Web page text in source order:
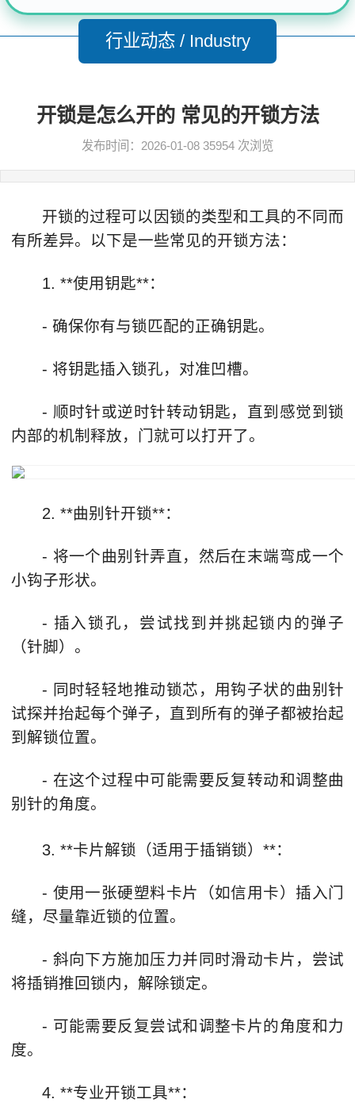
行业动态 / Industry
开锁是怎么开的 常见的开锁方法
发布时间：2026-01-08 35954 次浏览
开锁的过程可以因锁的类型和工具的不同而
有所差异。以下是一些常见的开锁方法：
1. **使用钥匙**：
- 确保你有与锁匹配的正确钥匙。
- 将钥匙插入锁孔，对准凹槽。
- 顺时针或逆时针转动钥匙，直到感觉到锁
内部的机制释放，门就可以打开了。
2. **曲别针开锁**：
- 将一个曲别针弄直，然后在末端弯成一个
小钩子形状。
- 插入锁孔，尝试找到并挑起锁内的弹子
（针脚）。
- 同时轻轻地推动锁芯，用钩子状的曲别针
试探并抬起每个弹子，直到所有的弹子都被抬起
到解锁位置。
- 在这个过程中可能需要反复转动和调整曲
别针的角度。
3. **卡片解锁（适用于插销锁）**：
- 使用一张硬塑料卡片（如信用卡）插入门
缝，尽量靠近锁的位置。
- 斜向下方施加压力并同时滑动卡片，尝试
将插销推回锁内，解除锁定。
- 可能需要反复尝试和调整卡片的角度和力
度。
4. **专业开锁工具**：